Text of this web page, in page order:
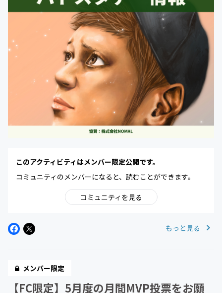
このアクティビティはメンバー限定公開です。
コミュニティのメンバーになると、読むことができます。
コミュニティを見る
もっと見る
メンバー限定
【FC限定】5月度の月間MVP投票をお願